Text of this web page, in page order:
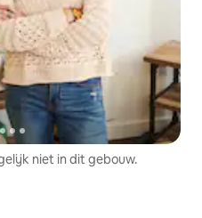
niet in dit gebouw.